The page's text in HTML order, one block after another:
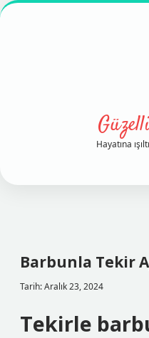
Hayatına
Barbunla Tekir
Tarih: Aralık 23, 2024
Tekirle